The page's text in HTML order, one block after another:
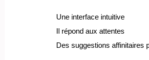
Une interface intuitive
Il répond aux attentes
Des suggestions affinitaires